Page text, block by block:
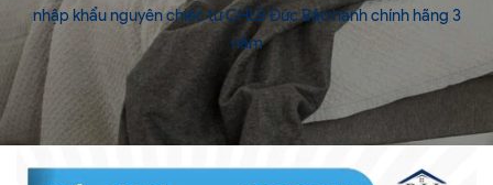
nhập khẩu nguyên chiếc từ CHLB Đức Bảo hành chính hãng 3
năm